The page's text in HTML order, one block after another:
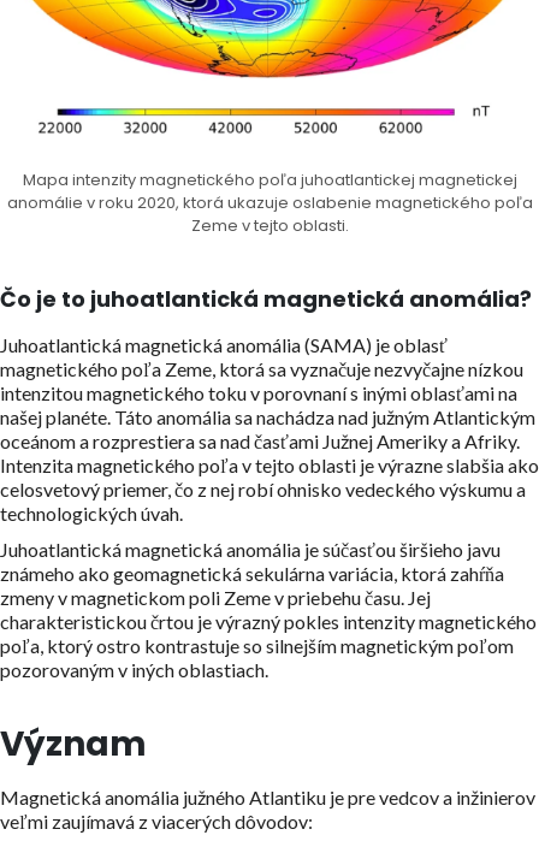
Mapa intenzity magnetického poľa juhoatlantickej magnetickej
anomálie v roku 2020, ktorá ukazuje oslabenie magnetického poľa
Zeme v tejto oblasti.
Čo je to juhoatlantická magnetická anomália?
Juhoatlantická magnetická anomália (SAMA) je oblasť
magnetického poľa Zeme, ktorá sa vyznačuje nezvyčajne nízkou
intenzitou magnetického toku v porovnaní s inými oblasťami na
našej planéte. Táto anomália sa nachádza nad južným Atlantickým
oceánom a rozprestiera sa nad časťami Južnej Ameriky a Afriky.
Intenzita magnetického poľa v tejto oblasti je výrazne slabšia ako
celosvetový priemer, čo z nej robí ohnisko vedeckého výskumu a
technologických úvah.
Juhoatlantická magnetická anomália je súčasťou širšieho javu
známeho ako geomagnetická sekulárna variácia, ktorá zahŕňa
zmeny v magnetickom poli Zeme v priebehu času. Jej
charakteristickou črtou je výrazný pokles intenzity magnetického
poľa, ktorý ostro kontrastuje so silnejším magnetickým poľom
pozorovaným v iných oblastiach.
Význam
Magnetická anomália južného Atlantiku je pre vedcov a inžinierov
veľmi zaujímavá z viacerých dôvodov: